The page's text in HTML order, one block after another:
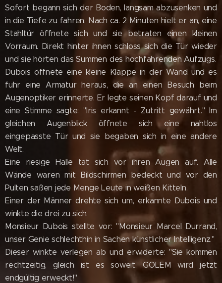
Sofort begann sich der Boden, langsam abzusenken und
in die Tiefe zu fahren. Nach ca. 2 Minuten hielt er an, eine
Stahltür öffnete sich und sie betraten einen kleinen
Vorraum. Direkt hinter ihnen schloss sich die Tür wieder
und sie hörten das Summen des hochfahrenden Aufzugs.
Dubois öffnete eine kleine Klappe in der Wand und es
fuhr eine Armatur heraus, die an einen Besuch beim
Augenoptiker erinnerte. Er legte seinen Kopf darauf und
eine Stimme sagte: "Iris erkannt - Zutritt gewährt." Im
gleichen Augenblick öffnete sich eine nahtlos
eingepasste Tür und sie begaben sich in eine andere
Welt.
Eine riesige Halle tat sich vor ihren Augen auf. Alle
Wände waren mit Bildschirmen bedeckt und vor den
Pulten saßen jede Menge Leute in weißen Kitteln.
Einer der Männer drehte sich um, erkannte Dubois und
winkte die drei zu sich.
Monsieur Dubois stellte vor: "Monsieur Marcel Durrand,
unser Genie schlechthin in Sachen künstlicher Intelligenz."
Dieser winkte verlegen ab und erwiderte: "Sie kommen
rechtzeitig, gleich ist es soweit. GOLEM wird jetzt
endgültig erweckt!"